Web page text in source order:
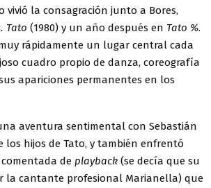
vivió la consagración junto a Bores,
Tato (1980) y un año después en Tato %.
rápidamente un lugar central cada
cuadro propio de danza, coreografía
apariciones permanentes en los
aventura sentimental con Sebastián
los hijos de Tato, y también enfrentó
de playback (se decía que su
la cantante profesional Marianella) que